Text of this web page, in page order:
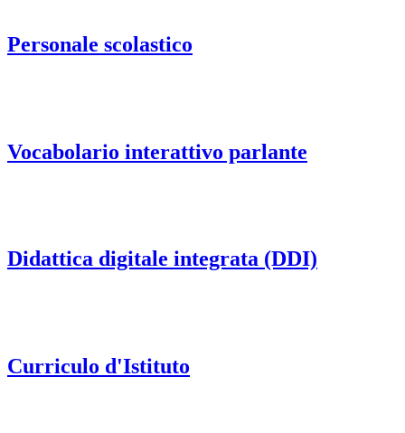
Personale scolastico
Vocabolario interattivo parlante
Didattica digitale integrata (DDI)
Curriculo d'Istituto